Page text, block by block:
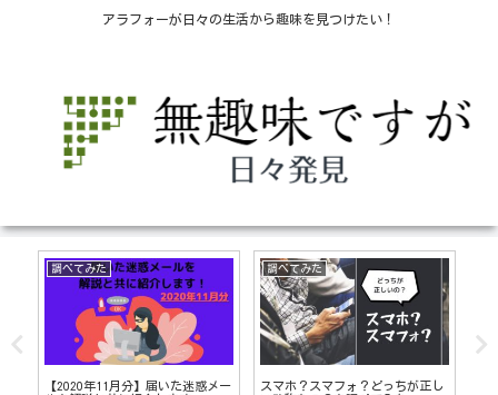
アラフォーが日々の生活から趣味を見つけたい！
調べてみた
【2020年11月分】届いた迷惑メー
調べてみた
スマホ？スマフォ？どっちが正し